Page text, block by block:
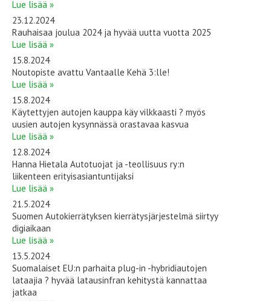
Lue lisää »
23.12.2024
Rauhaisaa joulua 2024 ja hyvää uutta vuotta 2025
Lue lisää »
15.8.2024
Noutopiste avattu Vantaalle Kehä 3:lle!
Lue lisää »
15.8.2024
Käytettyjen autojen kauppa käy vilkkaasti ? myös
uusien autojen kysynnässä orastavaa kasvua
Lue lisää »
12.8.2024
Hanna Hietala Autotuojat ja -teollisuus ry:n
liikenteen erityisasiantuntijaksi
Lue lisää »
21.5.2024
Suomen Autokierrätyksen kierrätysjärjestelmä siirtyy
digiaikaan
Lue lisää »
13.5.2024
Suomalaiset EU:n parhaita plug-in -hybridiautojen
lataajia ? hyvää latausinfran kehitystä kannattaa
jatkaa